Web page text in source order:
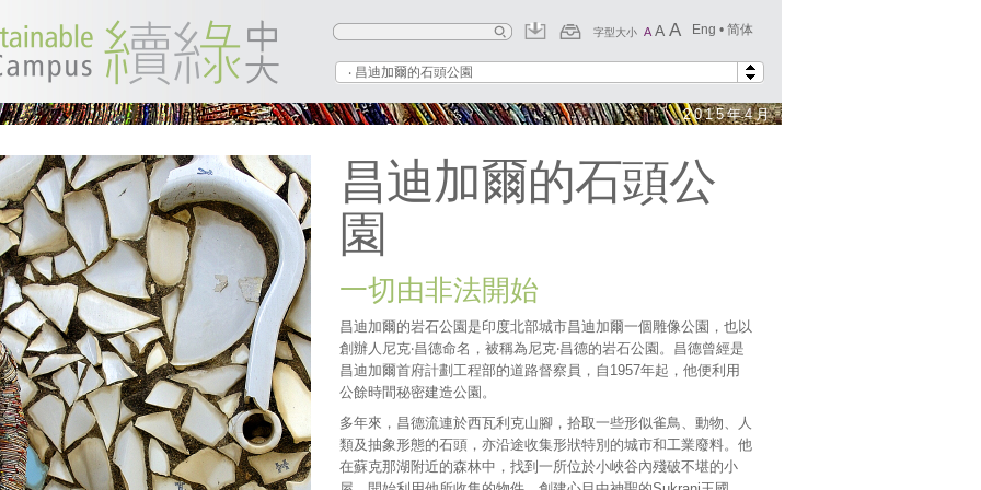
字型大小 A A A Eng • 简体
‧ 昌迪加爾的石頭公園
2015年4月
昌迪加爾的石頭公
園
一切由非法開始
昌迪加爾的岩石公園是印度北部城市昌迪加爾一個雕像公園，也以
創辦人尼克‧昌德命名，被稱為尼克‧昌德的岩石公園。昌德曾經是
昌迪加爾首府計劃工程部的道路督察員，自1957年起，他便利用
公餘時間秘密建造公園。
多年來，昌德流連於西瓦利克山腳，拾取一些形似雀鳥、動物、人
類及抽象形態的石頭，亦沿途收集形狀特別的城市和工業廢料。他
在蘇克那湖附近的森林中，找到一所位於小峽谷內殘破不堪的小